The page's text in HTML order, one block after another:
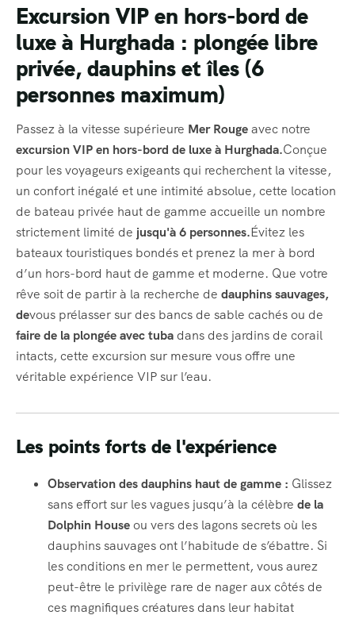
Excursion VIP en hors-bord de
luxe à Hurghada : plongée libre
privée, dauphins et îles (6
personnes maximum)
Passez à la vitesse supérieure Mer Rougeavec notre
excursion VIP en hors-bord de luxe à Hurghada.Conçue
pour les voyageurs exigeants qui recherchent la vitesse,
un confort inégalé et une intimité absolue, cette location
de bateau privée haut de gamme accueille un nombre
strictement limité de jusqu'à 6 personnes.Évitez les
bateaux touristiques bondés et prenez la mer à bord
d’un hors-bord haut de gamme et moderne. Que votre
rêve soit de partir à la recherche de dauphins sauvages,
devous prélasser sur des bancs de sable cachés ou de
faire de la plongée avec tuba dans des jardins de corail
intacts, cette excursion sur mesure vous offre une
véritable expérience VIP sur l’eau.
Les points forts de l'expérience
Observation des dauphins haut de gamme : Glissez
sans effort sur les vagues jusqu’à la célèbre de la
Dolphin Houseou vers des lagons secrets où les
dauphins sauvages ont l’habitude de s’ébattre. Si
les conditions en mer le permettent, vous aurez
peut-être le privilège rare de nager aux côtés de
ces magnifiques créatures dans leur habitat